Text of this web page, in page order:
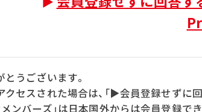
うございます。
クセスされた場合は、「▶会員登録せずに
ンバーズ」は日本国外からは会員登録でき